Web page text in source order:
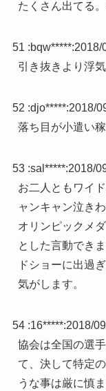
たくさん出てる
51 :bqw*****:2018/
引き抜きより浮
52 :djo*****:2018/
落ち目が小遣い稼
53 :sal*****:2018/
お二人ともワイ
ャンキャン泣き
オリンピックメ
とした言動でき
ドショーに出過
気がします。
54 :16*****:2018/
協会は全国の選
て、決して特定
うな事は厳に慎